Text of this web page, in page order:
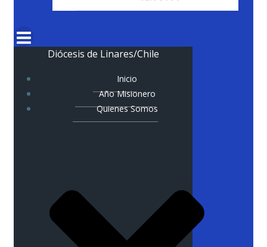
Diócesis de Linares/Chile
Inicio
Año Misionero
Quienes Somos